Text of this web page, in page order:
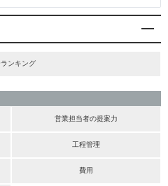
ンキング
営業担当者の提案力
工程管理
費用